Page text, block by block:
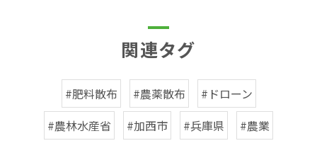
関連タグ
#肥料散布 #農薬散布
#ドローン
#農林水産省
#加西市 #兵庫県 #農業